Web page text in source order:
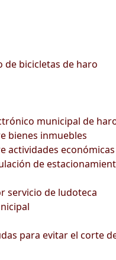
bicicletas de haro
municipal de
bienes inmuebles
actividades económicas
de
servicio de ludoteca
para evitar el corte